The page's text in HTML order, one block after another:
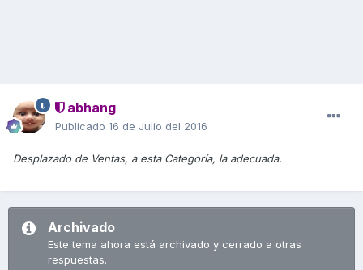
abhang
Publicado 16 de Julio del 2016
Desplazado de Ventas, a esta Categoría, la adecuada.
Archivado
Este tema ahora está archivado y cerrado a otras
respuestas.